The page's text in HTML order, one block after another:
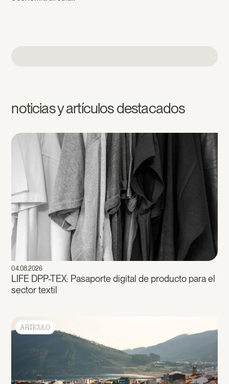
noticias y artículos destacados
04.08.2026
LIFE DPP-TEX: Pasaporte digital de producto para el
sector textil
ARTÍCULO